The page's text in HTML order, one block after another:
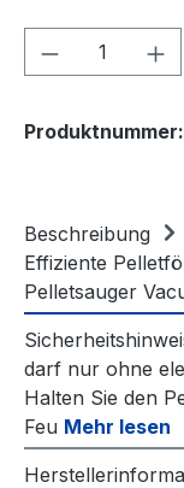
Produkt
Produktnummer:
Beschreibung
Effiziente
Pelletsauger
darf nur ohne
Halten Sie den
Feu Mehr lesen